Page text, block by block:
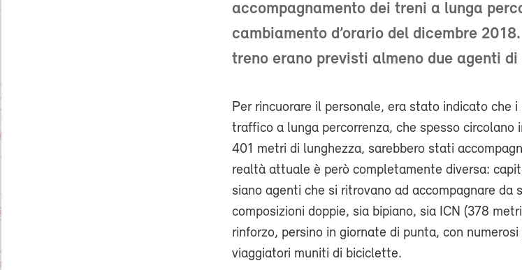
accompagnamento dei treni a lunga
cambiamento d’orario del dicembre
treno erano previsti almeno due agenti
Per rincuorare il personale, era stato indicato che
traffico a lunga percorrenza, che spesso circolano
401 metri di lunghezza, sarebbero stati
realtà attuale è però completamente diversa:
siano agenti che si ritrovano ad accompagnare da
composizioni doppie, sia bipiano, sia ICN (378
rinforzo, persino in giornate di punta, con
viaggiatori muniti di biciclette.